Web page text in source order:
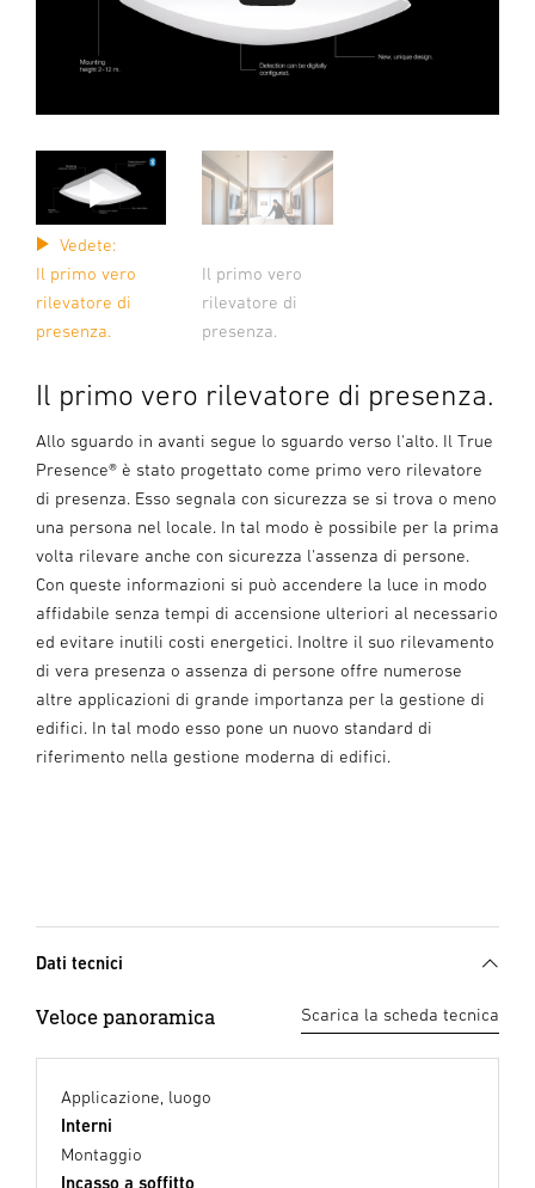
Vedete:
Il primo vero
rilevatore di
presenza.
Il primo vero
rilevatore di
presenza.
Il primo vero rilevatore di presenza.
Allo sguardo in avanti segue lo sguardo verso l'alto. Il True
Presence® è stato progettato come primo vero rilevatore
di presenza. Esso segnala con sicurezza se si trova o meno
una persona nel locale. In tal modo è possibile per la prima
volta rilevare anche con sicurezza l'assenza di persone.
Con queste informazioni si può accendere la luce in modo
affidabile senza tempi di accensione ulteriori al necessario
ed evitare inutili costi energetici. Inoltre il suo rilevamento
di vera presenza o assenza di persone offre numerose
altre applicazioni di grande importanza per la gestione di
edifici. In tal modo esso pone un nuovo standard di
riferimento nella gestione moderna di edifici.
Dati tecnici
Veloce panoramica Scarica la scheda tecnica
Applicazione, luogo
Interni
Montaggio
Incasso a soffitto